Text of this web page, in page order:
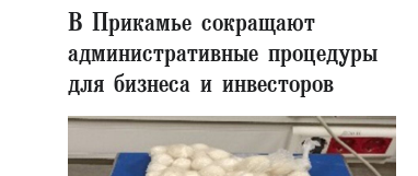
В Прикамье сокращают
административные процедуры
для бизнеса и инвесторов